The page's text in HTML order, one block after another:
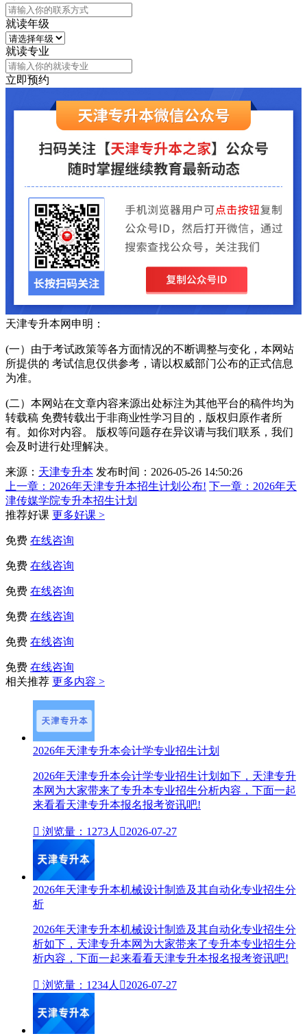
就读年级
就读专业
立即预约
天津专升本网申明：
(一）由于考试政策等各方面情况的不断调整与变化，本网站
所提供的 考试信息仅供参考，请以权威部门公布的正式信息
为准。
(二）本网站在文章内容来源出处标注为其他平台的稿件均为
转载稿 免费转载出于非商业性学习目的，版权归原作者所
有。如你对内容。 版权等问题存在异议请与我们联系，我们
会及时进行处理解决。
来源： 天津专升本 发布时间：2026-05-26 14:50:26
上一章： 2026年天津专升本招生计划公布! 下一章： 2026年天
津传媒学院专升本招生计划
推荐好课 更多好课 >
免费 在线咨询
免费 在线咨询
免费 在线咨询
免费 在线咨询
免费 在线咨询
免费 在线咨询
相关推荐 更多内容 >
2026年天津专升本会计学专业招生计划
2026年天津专升本会计学专业招生计划如下，天津专升
本网为大家带来了专升本专业招生分析内容，下面一起
来看看天津专升本报名报考资讯吧!
 浏览量：1273人 2026-07-27
2026年天津专升本机械设计制造及其自动化专业招生分
析
2026年天津专升本机械设计制造及其自动化专业招生分
析如下，天津专升本网为大家带来了专升本专业招生分
析内容，下面一起来看看天津专升本报名报考资讯吧!
 浏览量：1234人 2026-07-27